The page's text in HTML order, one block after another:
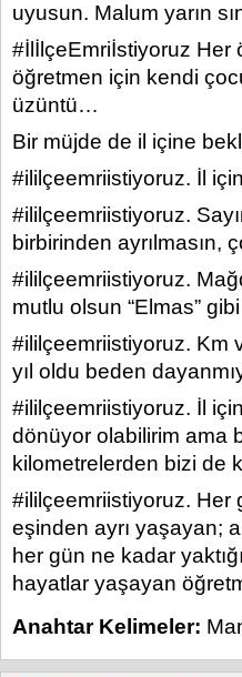
uyusun. Malum yarın
#İlİlçeEmriİstiyoruz Her
öğretmen için kendi
üzüntü…
Bir müjde de il içine
#ililçeemriistiyoruz. İl
#ililçeemriistiyoruz.
birbirinden ayrılmasın,
#ililçeemriistiyoruz.
mutlu olsun “Elmas”
#ililçeemriistiyoruz. Km
yıl oldu beden
#ililçeemriistiyoruz. İl
dönüyor olabilirim ama
kilometrelerden bizi de
#ililçeemriistiyoruz. Her
eşinden ayrı yaşayan;
her gün ne kadar
hayatlar yaşayan
Anahtar Kelimeler: